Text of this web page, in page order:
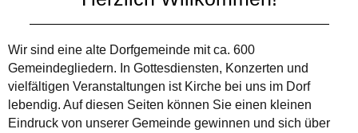
Wir sind eine alte Dorfgemeinde mit ca. 600
Gemeindegliedern. In Gottesdiensten, Konzerten und
vielfältigen Veranstaltungen ist Kirche bei uns im Dorf
lebendig. Auf diesen Seiten können Sie einen kleinen
Eindruck von unserer Gemeinde gewinnen und sich über